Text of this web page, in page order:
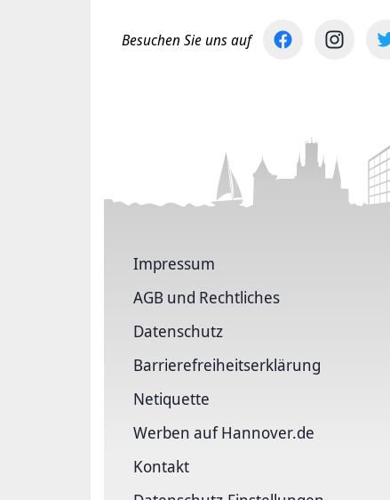
Besuchen Sie uns auf
Impressum
AGB und Rechtliches
Datenschutz
Barriere­freiheits­erklärung
Netiquette
Werben auf Hannover.de
Kontakt